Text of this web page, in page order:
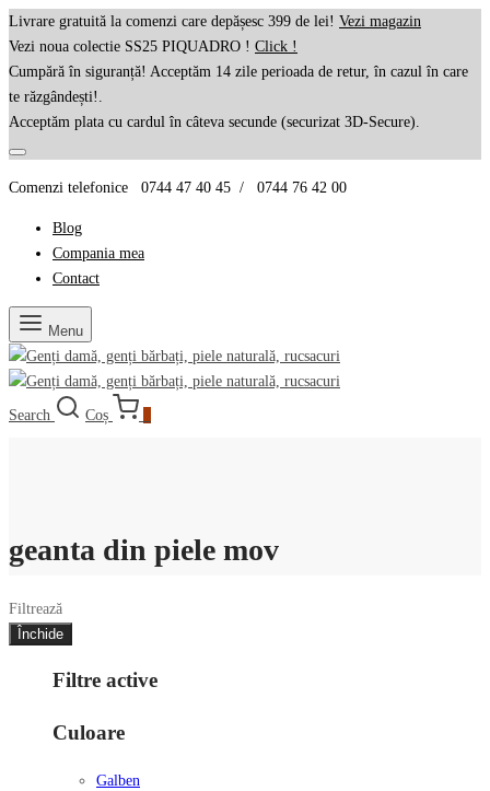
Livrare gratuită la comenzi care depășesc 399 de lei! Vezi magazin
Vezi noua colectie SS25 PIQUADRO ! Click !
Cumpără în siguranță! Acceptăm 14 zile perioada de retur, în cazul în care
te răzgândești!.
Acceptăm plata cu cardul în câteva secunde (securizat 3D-Secure).
Comenzi telefonice 0744 47 40 45 / 0744 76 42 00
Blog
Compania mea
Contact
Menu
Search Coș
geanta din piele mov
Filtrează
Închide
Filtre active
Culoare
Galben